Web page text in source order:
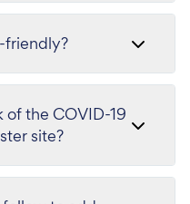
friendly?
of the COVID-19
site?